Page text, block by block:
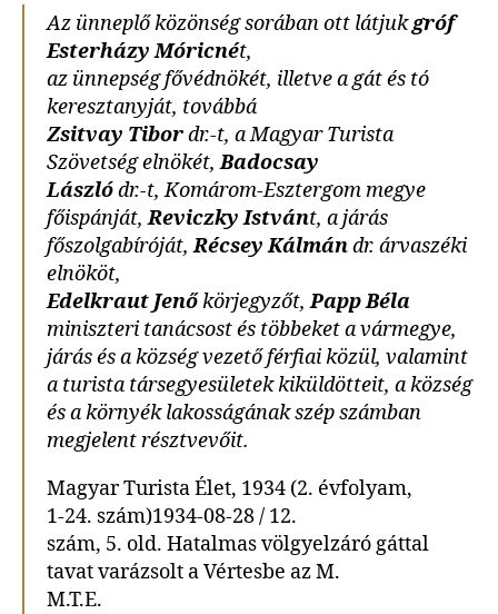
Az ünneplő közönség sorában ott látjukgróf
Esterházy Móricnét,
az ünnepség fővédnökét, illetve a gát és tó
keresztanyját, továbbá
Zsitvay Tibordr.-t, a Magyar Turista
Szövetség elnökét,Badocsay
Lászlódr.-t, Komárom-Esztergom megye
főispánját,Reviczky Istvánt, a járás
főszolgabíróját,Récsey Kálmándr. árvaszéki
elnököt,
Edelkraut Jenőkörjegyzőt,Papp Béla
miniszteri tanácsost és többeket a vármegye,
járás és a község vezető férfiai közül, valamint
a turista társegyesületek kiküldötteit, a község
és a környék lakosságának szép számban
megjelent résztvevőit.
Magyar Turista Élet, 1934 (2. évfolyam,
1-24. szám)1934-08-28 / 12.
szám, 5. old. Hatalmas völgyelzáró gáttal
tavat varázsolt a Vértesbe az M.
M.T.E.